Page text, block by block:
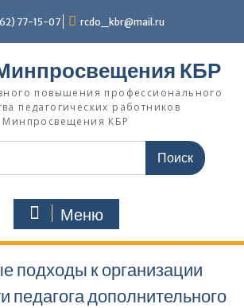
77-15-07 rcdo_kbr@mail.ru
КБР
повышения профессионального
педагогических работников
Минпросвещения КБР
Меню
подходы к организации
педагога дополнительного